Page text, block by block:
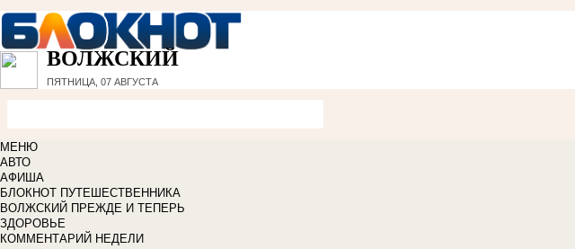
ВОЛЖСКИЙ
ПЯТНИЦА, 07 АВГУСТА
МЕНЮ
АВТО
АФИША
БЛОКНОТ ПУТЕШЕСТВЕННИКА
ВОЛЖСКИЙ ПРЕЖДЕ И ТЕПЕРЬ
ЗДОРОВЬЕ
КОММЕНТАРИЙ НЕДЕЛИ